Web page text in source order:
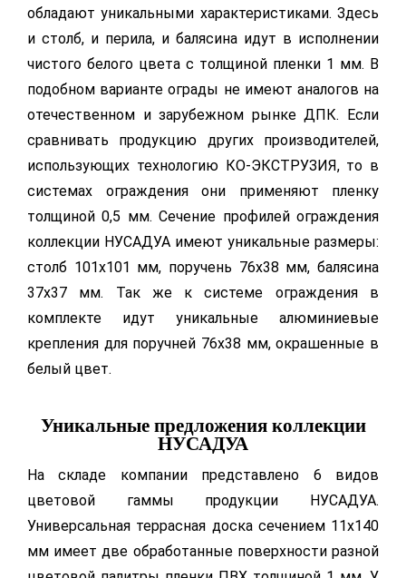
обладают уникальными характеристиками. Здесь
и столб, и перила, и балясина идут в исполнении
чистого белого цвета с толщиной пленки 1 мм. В
подобном варианте ограды не имеют аналогов на
отечественном и зарубежном рынке ДПК. Если
сравнивать продукцию других производителей,
использующих технологию КО-ЭКСТРУЗИЯ, то в
системах ограждения они применяют пленку
толщиной 0,5 мм. Сечение профилей ограждения
коллекции НУСАДУА имеют уникальные размеры:
столб 101х101 мм, поручень 76х38 мм, балясина
37х37 мм. Так же к системе ограждения в
комплекте идут уникальные алюминиевые
крепления для поручней 76х38 мм, окрашенные в
белый цвет.
Уникальные предложения коллекции
НУСАДУА
На складе компании представлено 6 видов
цветовой гаммы продукции НУСАДУА.
Универсальная террасная доска сечением 11х140
мм имеет две обработанные поверхности разной